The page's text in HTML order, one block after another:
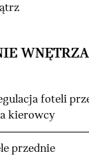
WNĘTRZA
foteli
kierowcy
przednie